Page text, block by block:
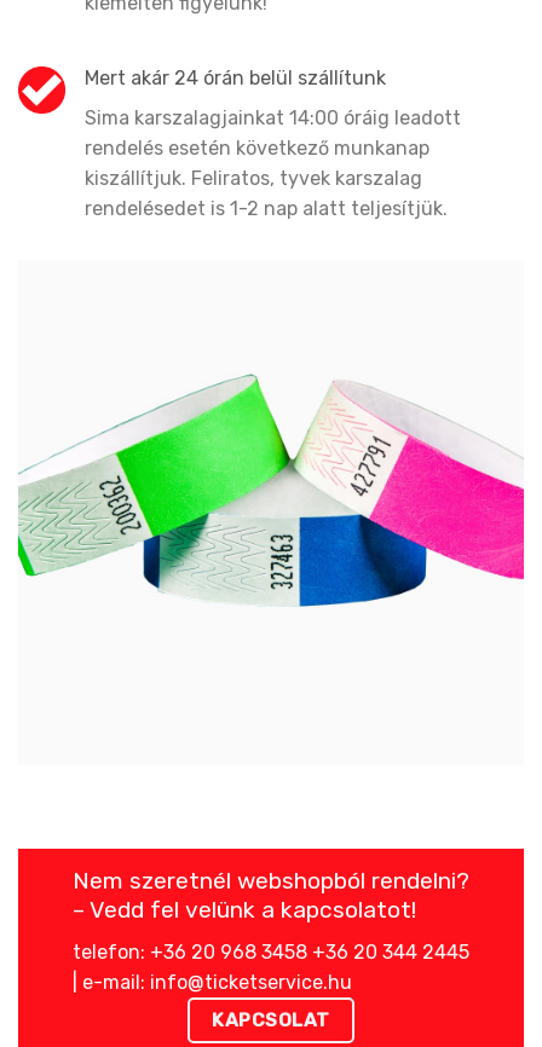
Mert akár 24 órán belül szállítunk
Sima karszalagjainkat 14:00 óráig leadott
rendelés esetén következő munkanap
kiszállítjuk. Feliratos, tyvek karszalag
rendelésedet is 1-2 nap alatt teljesítjük.
Nem szeretnél webshopból rendelni?
– Vedd fel velünk a kapcsolatot!
telefon: +36 20 968 3458 +36 20 344 2445
| e-mail: info@ticketservice.hu
KAPCSOLAT